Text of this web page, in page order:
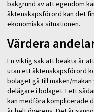
bakgrund av att egendom
äktenskapsförord kan det
ekonomiska situationen.
Värdera
En viktig sak att beakta är
utan ett äktenskapsförord
bolaget gå till maken/
delägare i bolaget. I ett
kan medföra komplicerade